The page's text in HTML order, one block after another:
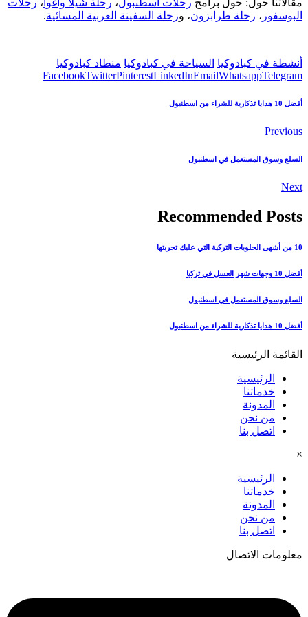
مقالاتنا حول: حول برامج رحلات اسطنبول، رحلة شيلا وأغوا ، رحلات
البوسفور ، رحلة طرابزون، ورحلة السفينة العربية المسائية.
أنشطة في كبادوكيا السياحة في كبادوكيا منطاد كبادوكيا
FacebookTwitterPinterestLinkedInEmailWhatsappTelegram
أفضل 10 هدايا تذكارية للشراء من اسطنبول
Previous
السلع وسوق المستعمل في اسطنبول
Next
Recommended Posts
10 من أشهى الحلويات التركية التي عليك تجربتها
أفضل 10 وجهات شهر العسل في تركيا
السلع وسوق المستعمل في اسطنبول
أفضل 10 هدايا تذكارية للشراء من اسطنبول
القائمة الرئيسية
الرئيسية
خدماتنا
المدونة
من نحن
اتصل بنا
×
الرئيسية
خدماتنا
المدونة
من نحن
اتصل بنا
معلومات الاتصال